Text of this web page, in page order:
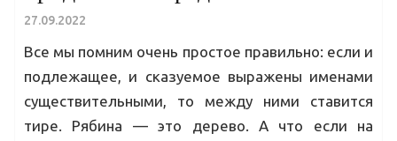
27.09.2022
Все мы помним очень простое правильно: если и
подлежащее, и сказуемое выражены именами
существительными, то между ними ставится
тире. Рябина — это дерево. А что если на